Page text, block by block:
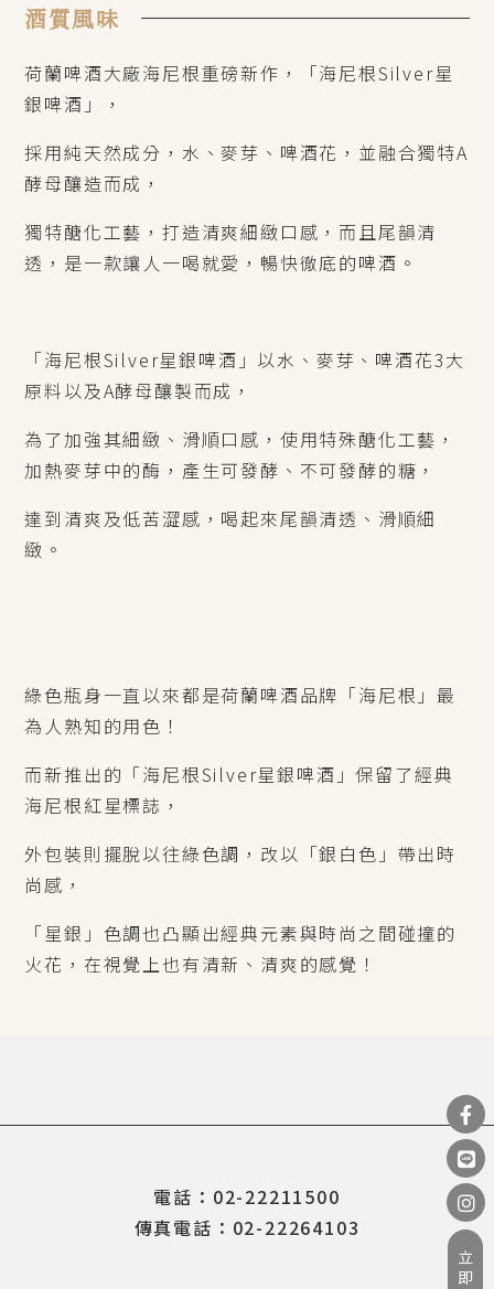
酒質風味
荷蘭啤酒大廠海尼根重磅新作，「海尼根Silver星
銀啤酒」，
採用純天然成分，水、麥芽、啤酒花，並融合獨特A
酵母釀造而成，
獨特醣化工藝，打造清爽細緻口感，而且尾韻清
透，是一款讓人一喝就愛，暢快徹底的啤酒。
「海尼根Silver星銀啤酒」以水、麥芽、啤酒花3大
原料以及A酵母釀製而成，
為了加強其細緻、滑順口感，使用特殊醣化工藝，
加熱麥芽中的酶，產生可發酵、不可發酵的糖，
達到清爽及低苦澀感，喝起來尾韻清透、滑順細
緻。
綠色瓶身一直以來都是荷蘭啤酒品牌「海尼根」最
為人熟知的用色！
而新推出的「海尼根Silver星銀啤酒」保留了經典
海尼根紅星標誌，
外包裝則擺脫以往綠色調，改以「銀白色」帶出時
尚感，
「星銀」色調也凸顯出經典元素與時尚之間碰撞的
火花，在視覺上也有清新、清爽的感覺！
電話：02-22211500
傳真電話：02-22264103